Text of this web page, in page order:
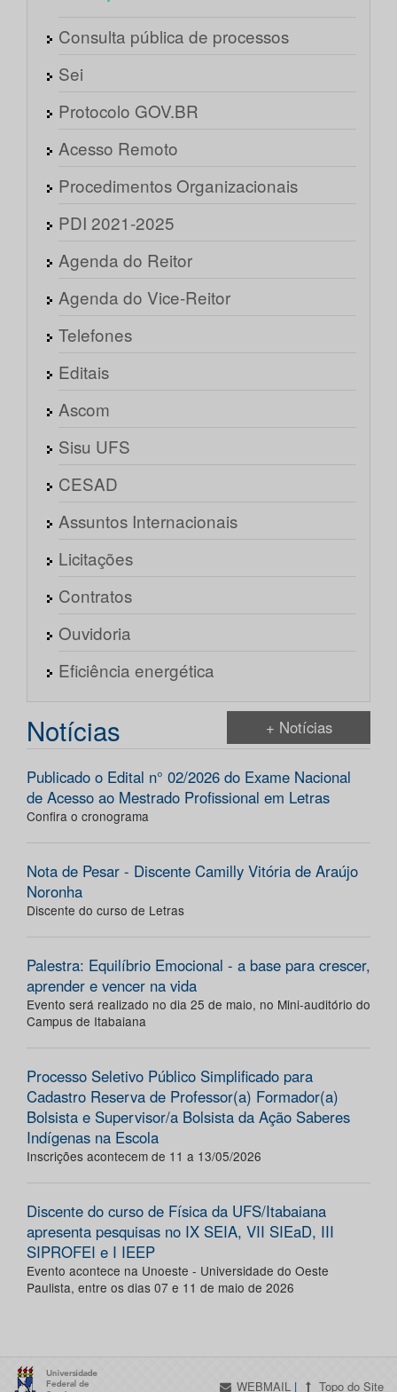
Consulta pública de processos
Sei
Protocolo GOV.BR
Acesso Remoto
Procedimentos Organizacionais
PDI 2021-2025
Agenda do Reitor
Agenda do Vice-Reitor
Telefones
Editais
Ascom
Sisu UFS
CESAD
Assuntos Internacionais
Licitações
Contratos
Ouvidoria
Eficiência energética
Notícias + Notícias
Publicado o Edital n° 02/2026 do Exame Nacional
de Acesso ao Mestrado Profissional em Letras
Confira o cronograma
Nota de Pesar - Discente Camilly Vitória de Araújo
Noronha
Discente do curso de Letras
Palestra: Equilíbrio Emocional - a base para crescer,
aprender e vencer na vida
Evento será realizado no dia 25 de maio, no Mini-auditório do
Campus de Itabaiana
Processo Seletivo Público Simplificado para
Cadastro Reserva de Professor(a) Formador(a)
Bolsista e Supervisor/a Bolsista da Ação Saberes
Indígenas na Escola
Inscrições acontecem de 11 a 13/05/2026
Discente do curso de Física da UFS/Itabaiana
apresenta pesquisas no IX SEIA, VII SIEaD, III
SIPROFEI e I IEEP
Evento acontece na Unoeste - Universidade do Oeste
Paulista, entre os dias 07 e 11 de maio de 2026
WEBMAIL | Topo do Site